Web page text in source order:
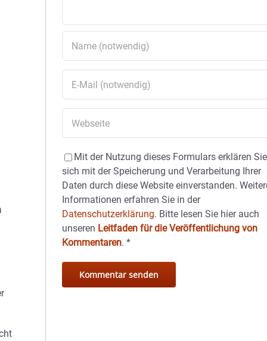
Mit der Nutzung dieses Formulars erklären Sie
sich mit der Speicherung und Verarbeitung Ihrer
Daten durch diese Website einverstanden.
Informationen erfahren Sie in der
Datenschutzerklärung. Bitte lesen Sie hier auch
unseren Leitfaden für die Veröffentlichung von
Kommentaren.*